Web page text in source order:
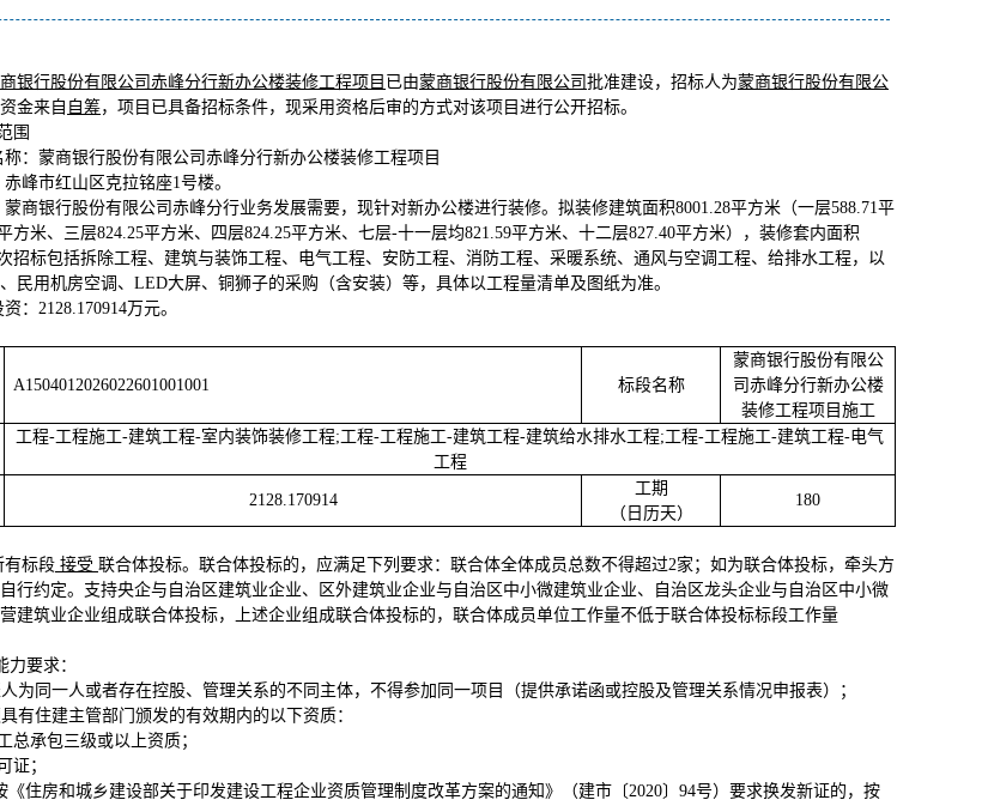
银行股份有限公司赤峰分行新办公楼装修工程项目 已由蒙商银行股份有限公司 批准建设，招标人为蒙商银行股份有限公
金来自 自筹，项目已具备招标条件，现采用资格后审的方式对该项目进行公开招标。
围
： 蒙商银行股份有限公司赤峰分行新办公楼装修工程项目
赤峰市红山区克拉铭座1号楼。
蒙商银行股份有限公司赤峰分行业务发展需要，现针对新办公楼进行装修。拟装修建筑面积8001.28平方米（一层588.71平
方米、三层824.25平方米、四层824.25平方米、七层-十一层均821.59平方米、十二层827.40平方米），装修套内面积
招标包括拆除工程、建筑与装饰工程、电气工程、安防工程、消防工程、采暖系统、通风与空调工程、给排水工程，以
民用机房空调、LED大屏、铜狮子的采购（含安装）等，具体以工程量清单及图纸为准。
：2128.170914万元。
A1504012026022601001001 标段名称
蒙商银行股份有限公
司赤峰分行新办公楼
装修工程项目 施工
工程-工程施工-建筑工程-室内装饰装修工程;工程-工程施工-建筑工程-建筑给水排水工程;工程-工程施工-建筑工程-电气
工程
2128.170914
工期
（日历天）
180
有标段 接受 联合体投标。联合体投标的，应满足下列要求：联合体全体成员总数不得超过2家；如为联合体投标，牵头方
行约定。 支持央企与自治区建筑业企业、区外建筑业企业与自治区中小微建筑业企业、自治区龙头企业与自治区中小微
建筑业企业组成联合体投标，上述企业组成联合体投标的，联合体成员单位工作量不低于联合体投标标段工作量
力要求：
为同一人或者存在控股、管理关系的不同主体，不得参加同一项目（提供承诺函或控股及管理关系情况申报表）；
有住建主管部门颁发的有效期内的以下资质：
总承包三级或以上资质；
证；
《住房和城乡建设部关于印发建设工程企业资质管理制度改革方案的通知》（建市〔2020〕94号）要求换发新证的，按